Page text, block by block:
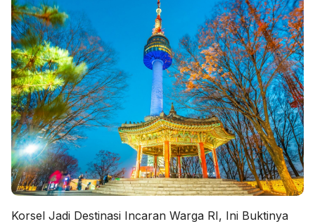
Korsel Jadi Destinasi Incaran Warga RI, Ini Buktinya